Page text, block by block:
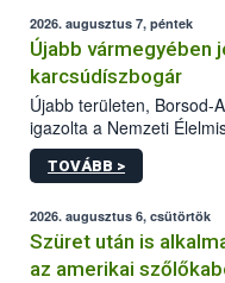
2026. augusztus 7, péntek
Újabb vármegyében
karcsúdíszbogár
Újabb területen, Borsod-
igazolta a Nemzeti
kőrisrontó
kártevőt nem csak
az intenzív felderítést,
hatósággal is
TOVÁBB >
2026. augusztus 6, csütörtök
Szüret után is
az amerikai